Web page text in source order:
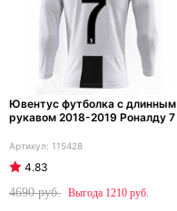
Ювентус футболка с длинным
рукавом 2018-2019 Роналду 7
115428
4.83
4690
1210